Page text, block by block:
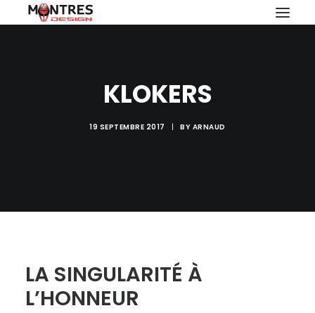
KLOKERS
19 SEPTEMBRE 2017 | BY ARNAUD
LA SINGULARITÉ À
L’HONNEUR